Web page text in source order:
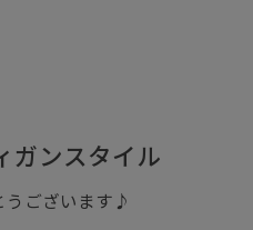
ガンスタイル
うございます♪